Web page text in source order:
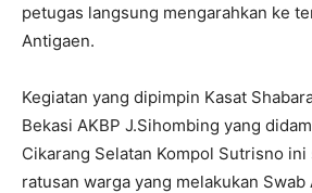
petugas langsung mengarahkan ke
Antigaen.
Kegiatan yang dipimpin Kasat
Bekasi AKBP J.Sihombing yang
Cikarang Selatan Kompol Sutrisno
ratusan warga yang melakukan Swab